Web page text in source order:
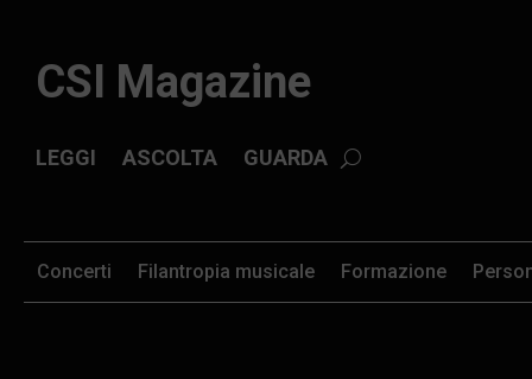
CSI Magazine
ASCOLTA GUARDA
LEGGI
Formazione
Concerti Filantropia musicale